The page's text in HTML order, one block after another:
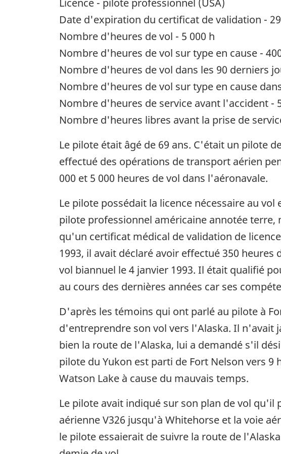
Date d'expiration du certificat de validation -
Nombre d'heures de vol - 5 000 h
Nombre d'heures de vol sur type en cause -
Nombre d'heures de vol dans les 90 derniers
Nombre d'heures de vol sur type en cause
Nombre d'heures de service avant l'accident -
Nombre d'heures libres avant la prise de
Le pilote était âgé de 69 ans. C'était un pilote
effectué des opérations de transport aérien
000 et 5 000 heures de vol dans l'aéronavale.
Le pilote possédait la licence nécessaire au
pilote professionnel américaine annotée
qu'un certificat médical de validation de
1993, il avait déclaré avoir effectué 350
vol biannuel le 4 janvier 1993. Il était qualifié
au cours des dernières années car ses
D'après les témoins qui ont parlé au pilote à
d'entreprendre son vol vers l'Alaska. Il n'avait
bien la route de l'Alaska, lui a demandé s'il
pilote du Yukon est parti de Fort Nelson vers 9
Watson Lake à cause du mauvais temps.
Le pilote avait indiqué sur son plan de vol
aérienne V326 jusqu'à Whitehorse et la voie
le pilote essaierait de suivre la route de